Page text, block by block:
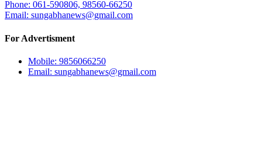
Phone: 061-590806, 98560-66250
Email: sungabhanews@gmail.com
For Advertisment
Mobile: 9856066250
Email: sungabhanews@gmail.com